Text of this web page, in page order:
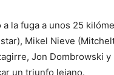
a la fuga a unos 25
Mikel Nieve
Jon Dombrowski
un triunfo lejano.